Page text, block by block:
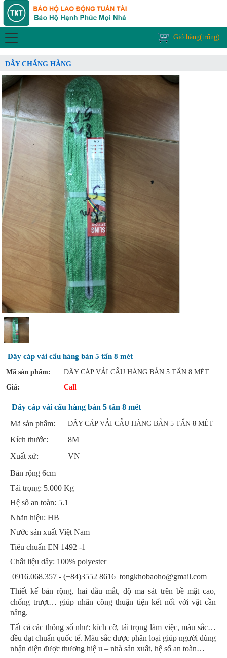
Giỏ hàng(trống)
DÂY CHẰNG HÀNG
Dây cáp vải cẩu hàng bản 5 tấn 8 mét
Mã sản phẩm:
DÂY CÁP VẢI CẨU HÀNG BẢN 5 TẤN 8 MÉT
Giá:
Call
Dây cáp vải cẩu hàng bản 5 tấn 8 mét
Mã sản phẩm:
DÂY CÁP VẢI CẨU HÀNG BẢN 5 TẤN 8 MÉT
Kích thước:
8M
Xuất xứ:
VN
Bản rộng 6cm
Tải trọng: 5.000 Kg
Hệ số an toàn: 5.1
Nhãn hiệu: HB
Nước sản xuất Việt Nam
Tiêu chuẩn EN 1492 -1
Chất liệu dây: 100% polyester
0916.068.357 - (+84)3552 8616 tongkhobaoho@gmail.com
Thiết kế bản rộng, hai đầu mắt, độ ma sát trên bề mặt cao,
chống trượt… giúp nhân công thuận tiện kết nối với vật cần
nâng.
Tất cả các thông số như: kích cỡ, tải trọng làm việc, màu sắc…
đều đạt chuẩn quốc tế. Màu sắc được phân loại giúp người dùng
nhận diện được thương hiệ u – nhà sản xuất, hệ số an toàn…